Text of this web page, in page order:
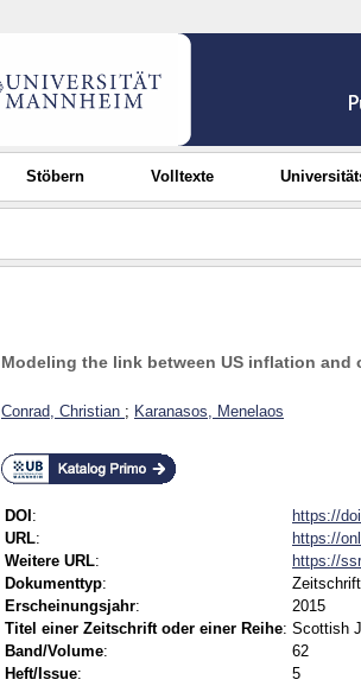
Stöbern Volltexte
Modeling the link between US inflation
Conrad, Christian ; Karanasos, Menelaos
DOI :
https://
URL:
https://
Weitere URL:
https://
Dokumenttyp:
Erscheinungsjahr:
2015
Titel einer Zeitschrift oder einer Reihe: Scottish
Band/Volume:
62
Heft/Issue:
5